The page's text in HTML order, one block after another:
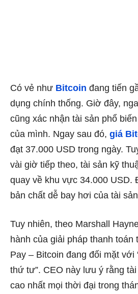
Có vẻ như Bitcoin đang tiến
dụng chính thống. Giờ đây,
cũng xác nhận tài sản phổ
của mình. Ngay sau đó, giá
đạt 37.000 USD trong ngày.
vài giờ tiếp theo, tài sản kỹ
quay về khu vực 34.000 USD.
bản chất dễ bay hơi của tài
Tuy nhiên, theo Marshall
hành của giải pháp thanh toán
Pay – Bitcoin đang đối mặt với
thứ tư”. CEO này lưu ý rằng
cao nhất mọi thời đại trong